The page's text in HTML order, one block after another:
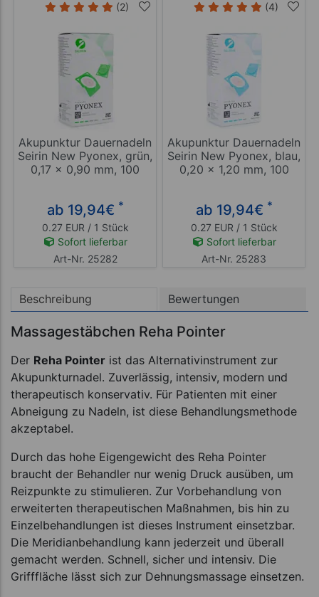
(2)
Akupunktur Dauernadeln
Seirin New Pyonex, grün,
0,17 x 0,90 mm, 100
ab 19,94€ *
0.27 EUR / 1 Stück
Sofort lieferbar
Art-Nr. 25282
(4)
Akupunktur Dauernadeln
Seirin New Pyonex, blau,
0,20 x 1,20 mm, 100
ab 19,94€ *
0.27 EUR / 1 Stück
Sofort lieferbar
Art-Nr. 25283
Beschreibung Bewertungen
Massagestäbchen Reha Pointer
Der Reha Pointer ist das Alternativinstrument zur
Akupunkturnadel. Zuverlässig, intensiv, modern und
therapeutisch konservativ. Für Patienten mit einer
Abneigung zu Nadeln, ist diese Behandlungsmethode
akzeptabel.
Durch das hohe Eigengewicht des Reha Pointer
braucht der Behandler nur wenig Druck ausüben, um
Reizpunkte zu stimulieren. Zur Vorbehandlung von
erweiterten therapeutischen Maßnahmen, bis hin zu
Einzelbehandlungen ist dieses Instrument einsetzbar.
Die Meridianbehandlung kann jederzeit und überall
gemacht werden. Schnell, sicher und intensiv. Die
Grifffläche lässt sich zur Dehnungsmassage einsetzen.